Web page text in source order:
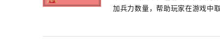
加兵力数量，帮助玩家在游戏中